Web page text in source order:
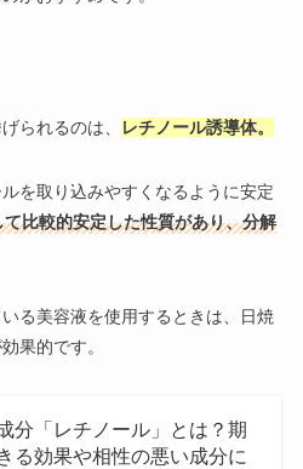
られるのは、 レチノール誘導体。
を取り込みやすくなるように安定
比較的安定した性質があり、分解
る美容液を使用するときは、日焼
果的です。
分「レチノール」とは？期
る効果や相性の悪い成分に